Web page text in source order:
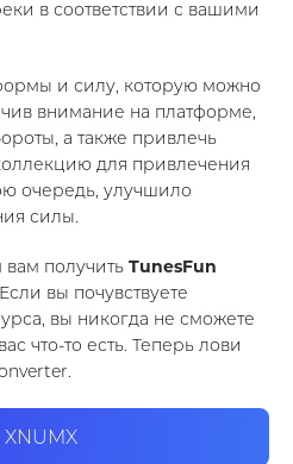
в соответствии с вашими
и силу, которую можно
внимание на платформе,
а также привлечь
для привлечения
очередь, улучшило
силы.
получить TunesFun
вы почувствуете
вы никогда не сможете
что-то есть. Теперь лови
XNUMX